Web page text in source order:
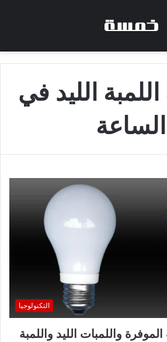
الليد في
الساعة
التكنولوجيا
واللمبات الليد واللمبة